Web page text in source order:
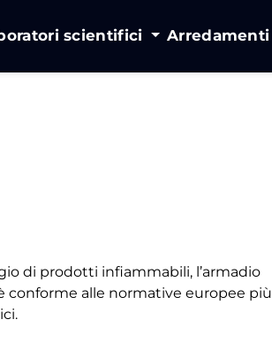
scientifici
di prodotti infiammabili, l’armadio
conforme alle normative europee più